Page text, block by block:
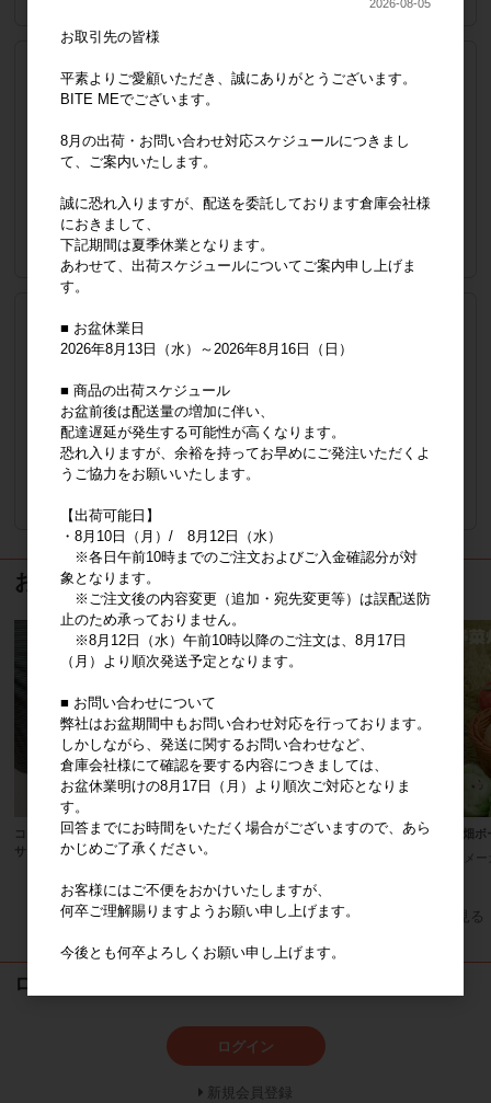
ログインしてください
8809904847252
メーカー小売り希望価格（税抜）
4,445円
販売価格
（単価 × 入数）
注文数
ログイン
してください
8809904847269
メーカー小売り希望価格（税抜）
4,727円
販売価格
（単価 × 入数）
注文数
おすすめ商品
コンフィーラビオリ シティポップ
サコッシュ
【8月17日頃再入荷】ロンロンズ引
野菜畑
メ
すべてのおすすめ商品を見る
ログイン
ログイン
新規会員登録
2026-08-05
お取引先の皆様
平素よりご愛顧いただき、誠にありがとうございます。
BITE MEでございます。
8月の出荷・お問い合わせ対応スケジュールにつきまし
て、ご案内いたします。
誠に恐れ入りますが、配送を委託しております倉庫会社様
におきまして、
下記期間は夏季休業となります。
あわせて、出荷スケジュールについてご案内申し上げま
す。
■ お盆休業日
2026年8月13日（水）～2026年8月16日（日）
■ 商品の出荷スケジュール
お盆前後は配送量の増加に伴い、
配達遅延が発生する可能性が高くなります。
恐れ入りますが、余裕を持ってお早めにご発注いただくよ
うご協力をお願いいたします。
【出荷可能日】
・8月10日（月）/ 8月12日（水）
※各日午前10時までのご注文およびご入金確認分が対
象となります。
※ご注文後の内容変更（追加・宛先変更等）は誤配送防
止のため承っておりません。
※8月12日（水）午前10時以降のご注文は、8月17日
（月）より順次発送予定となります。
■ お問い合わせについて
弊社はお盆期間中もお問い合わせ対応を行っております。
しかしながら、発送に関するお問い合わせなど、
倉庫会社様にて確認を要する内容につきましては、
お盆休業明けの8月17日（月）より順次ご対応となりま
す。
回答までにお時間をいただく場合がございますので、あら
かじめご了承ください。
お客様にはご不便をおかけいたしますが、
何卒ご理解賜りますようお願い申し上げます。
今後とも何卒よろしくお願い申し上げます。